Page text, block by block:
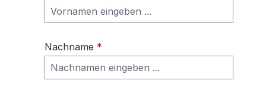
Nachname *